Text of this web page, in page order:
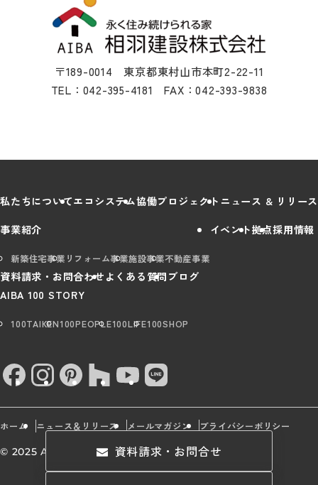
資料請求・お問合せ
〒189-0014 東京都東村山市本町2-22-11
TEL：042-395-4181 FAX：042-393-9838
私たちについてエコシステム協働プロジェクト ニュース & リリース
事業紹介
新築住宅事業 リフォーム事業施設事業不動産事業
イベント拠点採用情報
資料請求・お問合わせ よくある質問 ブログ
AIBA 100 STORY
100TAIKEN100PEOPLE100LIFE100SHOP
ホーム ニュース＆リリース メールマガジン
プライバシーポリシー
© 2025 AIBA Group All rights Reserved.